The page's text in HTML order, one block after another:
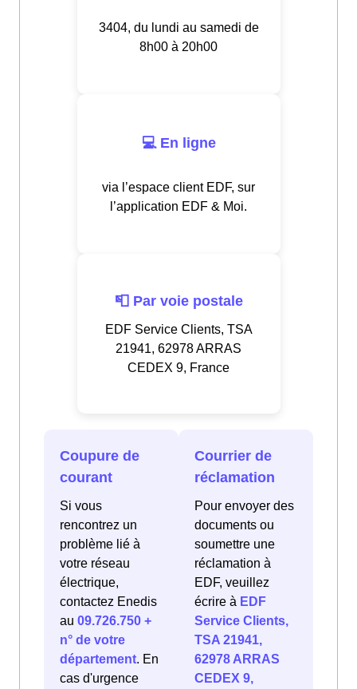
3404, du lundi au samedi de
8h00 à 20h00
💻 En ligne
via l’espace client EDF, sur
l’application EDF & Moi.
📮 Par voie postale
EDF Service Clients, TSA
21941, 62978 ARRAS
CEDEX 9, France
Coupure de
courant
Si vous
rencontrez un
problème lié à
votre réseau
électrique,
contactez Enedis
au 09.726.750 +
n° de votre
département. En
cas d'urgence
Courrier de
réclamation
Pour envoyer des
documents ou
soumettre une
réclamation à
EDF, veuillez
écrire à EDF
Service Clients,
TSA 21941,
62978 ARRAS
CEDEX 9,